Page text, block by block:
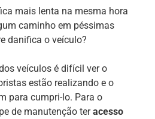
mais lenta na mesma hora
caminho em péssimas
danifica o veículo?
veículos é difícil ver o
estão realizando e o
para cumpri-lo. Para o
de manutenção teracesso